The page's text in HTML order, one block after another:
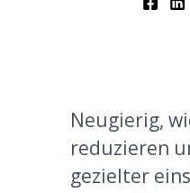
Neugierig,
reduzieren
gezielter